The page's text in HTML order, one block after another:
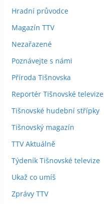
Hradní průvodce
Magazín TTV
Nezařazené
Poznávejte s námi
Příroda Tišnovska
Reportér Tišnovské televize
Tišnovské hudební střípky
Tišnovský magazín
TTV Aktuálně
Týdeník Tišnovské televize
Ukaž co umíš
Zprávy TTV